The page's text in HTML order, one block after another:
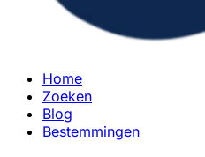
Home
Zoeken
Blog
Bestemmingen